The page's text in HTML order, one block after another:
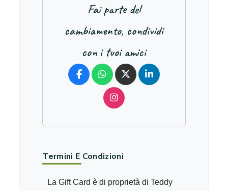
Fai parte del
cambiamento, condividi
con i tuoi amici
Termini E Condizioni
La Gift Card è di proprietà di Teddy